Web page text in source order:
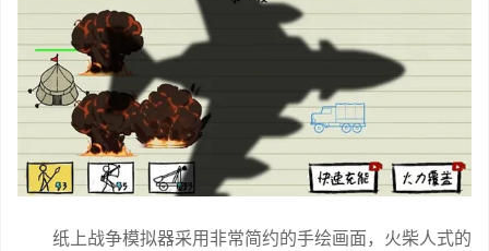
纸上战争模拟器采用非常简约的手绘画面，火柴人式的